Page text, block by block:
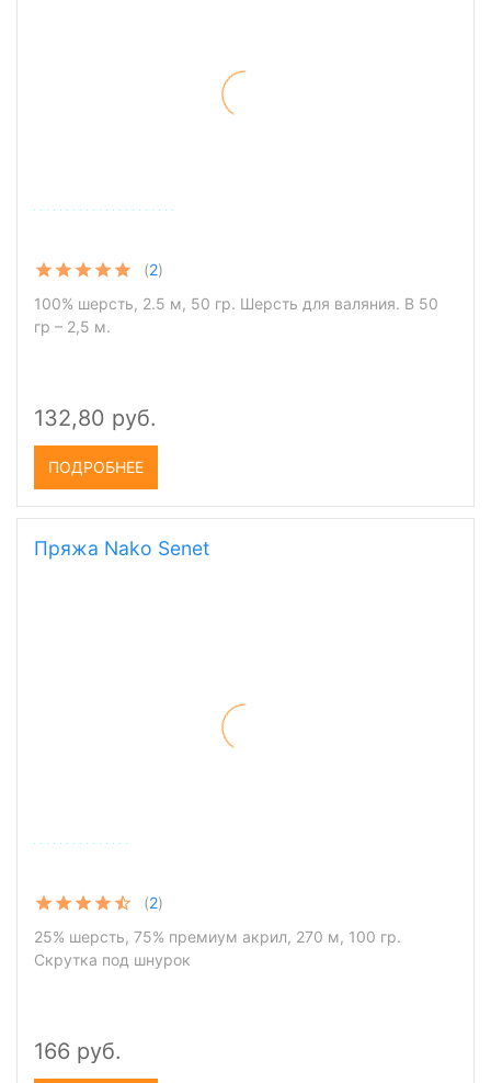
(2)
100% шерсть, 2.5 м, 50 гр. Шерсть для валяния. В 50
гр – 2,5 м.
132,80 руб.
ПОДРОБНЕЕ
Пряжа Nako Senet
(2)
25% шерсть, 75% премиум акрил, 270 м, 100 гр.
Скрутка под шнурок
166 руб.